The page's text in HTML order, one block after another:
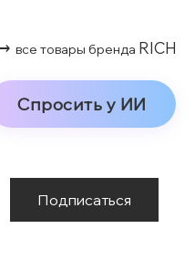
все товары бренда RICH
Спросить у ИИ
Подписаться